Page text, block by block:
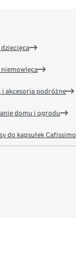
niemowlęca
i akcesoria podróżne
domu i ogrodu
do kapsułek Cafissimo